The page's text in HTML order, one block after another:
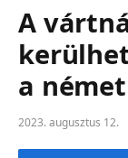
A
a
2023. augusztus 12.